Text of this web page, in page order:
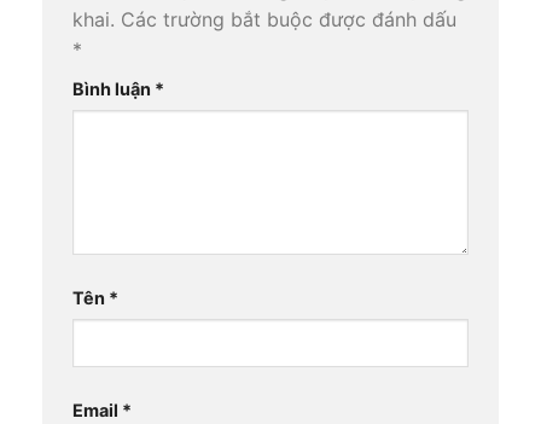
khai. Các trường bắt buộc được đánh dấu
*
Bình luận *
Tên *
Email *